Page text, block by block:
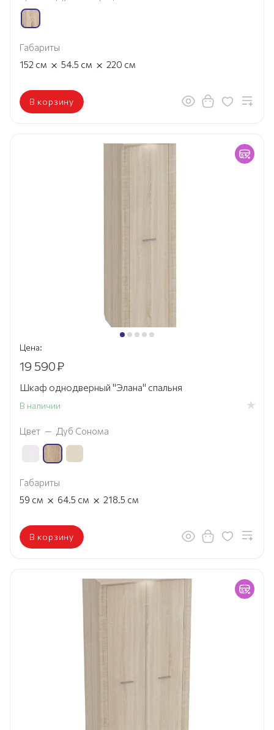
Габариты
152 см × 54.5 см × 220 см
В корзину
Цена:
19 590₽
Шкаф однодверный "Элана" спальня
В наличии
Цвет — Дуб Сонома
Габариты
59 см × 64.5 см × 218.5 см
В корзину